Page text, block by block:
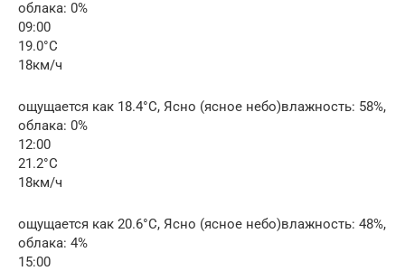
облака: 0%
09:00
19.0°C
18км/ч
ощущается как 18.4°C, Ясно (ясное небо)влажность: 58%,
облака: 0%
12:00
21.2°C
18км/ч
ощущается как 20.6°C, Ясно (ясное небо)влажность: 48%,
облака: 4%
15:00